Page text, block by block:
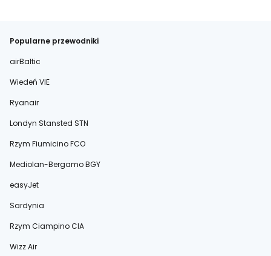
Popularne przewodniki
airBaltic
Wiedeń VIE
Ryanair
Londyn Stansted STN
Rzym Fiumicino FCO
Mediolan-Bergamo BGY
easyJet
Sardynia
Rzym Ciampino CIA
Wizz Air